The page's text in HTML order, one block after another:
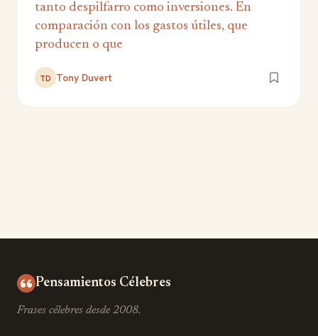
tanto despilfarro como inversiones. En
comparación con los gastos útiles, que
producen o que
TD Tony Duvert
Pensamientos Célebres
Frases célebres desde 2008.